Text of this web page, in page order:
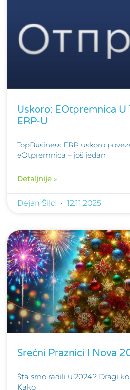
Uskoro: EOtpremnica U
ERP-U
TopBusiness ERP uskoro
eOtpremnica – još jedan
Detaljnije »
Dejan Šild 12.11.2025
Srećni Praznici I Nova
Šta smo radili u 2024.? Dragi
Kako